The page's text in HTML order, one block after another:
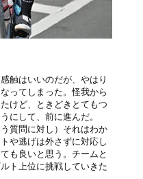
触はいいのだが、やはり
ってしまった。怪我から
けど、ときどきとてもつ
にして、前に進んだ。
質問に対し）それはわか
や逃げは外さずに対応し
も良いと思う。チームと
ト上位に挑戦していきた